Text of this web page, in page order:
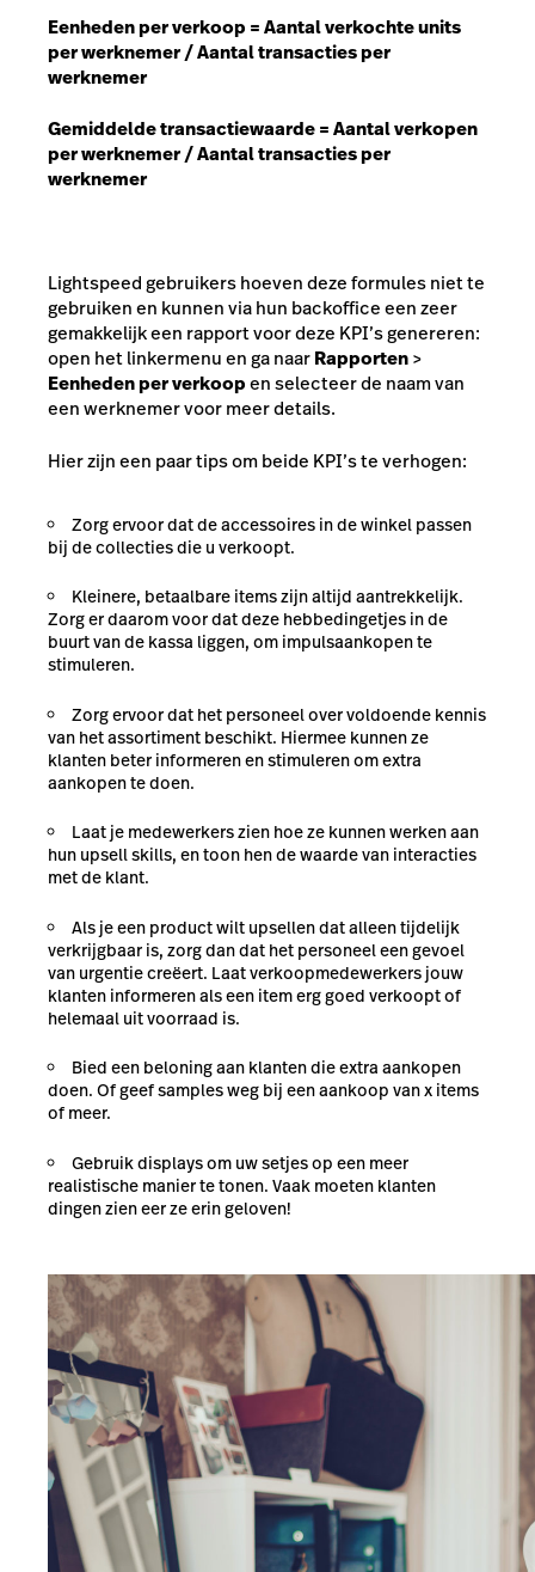
Eenheden per verkoop = Aantal verkochte units
per werknemer / Aantal transacties per
werknemer
Gemiddelde transactiewaarde = Aantal verkopen
per werknemer / Aantal transacties per
werknemer
Lightspeed gebruikers hoeven deze formules niet te
gebruiken en kunnen via hun backoffice een zeer
gemakkelijk een rapport voor deze KPI’s genereren:
open het linkermenu en ga naarRapporten>
Eenheden per verkoopen selecteer de naam van
een werknemer voor meer details.
Hier zijn een paar tips om beide KPI’s te verhogen:
Zorg ervoor dat de accessoires in de winkel passen
bij de collecties die u verkoopt.
Kleinere, betaalbare items zijn altijd aantrekkelijk.
Zorg er daarom voor dat deze hebbedingetjes in de
buurt van de kassa liggen, om impulsaankopen te
stimuleren.
Zorg ervoor dat het personeel over voldoende kennis
van het assortiment beschikt. Hiermee kunnen ze
klanten beter informeren en stimuleren om extra
aankopen te doen.
Laat je medewerkers zien hoe ze kunnen werken aan
hun upsell skills, en toon hen de waarde van interacties
met de klant.
Als je een product wilt upsellen dat alleen tijdelijk
verkrijgbaar is, zorg dan dat het personeel een gevoel
van urgentie creëert. Laat verkoopmedewerkers jouw
klanten informeren als een item erg goed verkoopt of
helemaal uit voorraad is.
Bied een beloning aan klanten die extra aankopen
doen. Of geef samples weg bij een aankoop van x items
of meer.
Gebruik displays om uw setjes op een meer
realistische manier te tonen. Vaak moeten klanten
dingen zien eer ze erin geloven!